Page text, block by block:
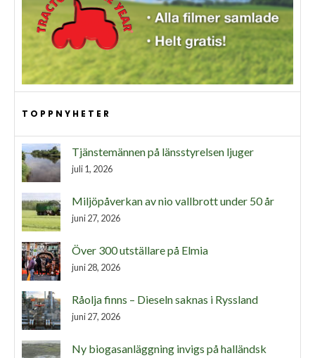
TOPPNYHETER
Tjänstemännen på länsstyrelsen ljuger
juli 1, 2026
Miljöpåverkan av nio vallbrott under 50 år
juni 27, 2026
Över 300 utställare på Elmia
juni 28, 2026
Råolja finns – Dieseln saknas i Ryssland
juni 27, 2026
Ny biogasanläggning invigs på halländsk